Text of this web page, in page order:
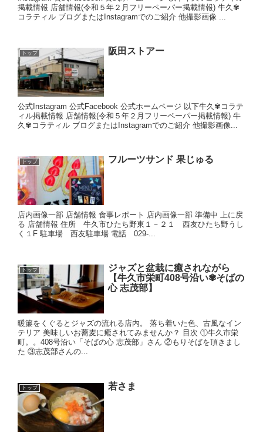
掲載情報 店舗情報(令和５年２月フリーペーパー掲載情報) 牛久✾
コラティル ブログまたはInstagramでのご紹介 他撮影画像 ...
トップ 阪田ストアー
公式Instagram 公式Facebook 公式ホームページ 以下牛久✾コラテ
ィル掲載情報 店舗情報(令和５年２月フリーペーパー掲載情報) 牛
久✾コラティル ブログまたはInstagramでのご紹介 他撮影画像...
トップ フルーツサンド 果じゅる
店内画像一部 店舗情報 食事レポート 店内画像一部 準備中 上に戻
る 店舗情報 住所 牛久市ひたち野東１－２１ 西友ひたち野うし
く１F 駐車場 西友駐車場 電話 029-...
トップ
ジャズと盆栽に癒されながら
【牛久市栄町408号沿い✾そばの
心 志茂部】
暖簾をくぐるとジャズの流れる店内。 落ち着いた色、古風なイン
テリア 美味しいお蕎麦に癒されてみませんか？ 目次 ①牛久市栄
町。。408号沿い「そばの心 志茂部」さん ②もりそばを頂きまし
た ③志茂部さんの...
トップ 若さま